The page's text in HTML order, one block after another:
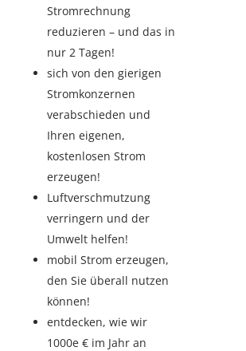
Stromrechnung
reduzieren – und das in
nur 2 Tagen!
sich von den gierigen
Stromkonzernen
verabschieden und
Ihren eigenen,
kostenlosen Strom
erzeugen!
Luftverschmutzung
verringern und der
Umwelt helfen!
mobil Strom erzeugen,
den Sie überall nutzen
können!
entdecken, wie wir
1000e € im Jahr an